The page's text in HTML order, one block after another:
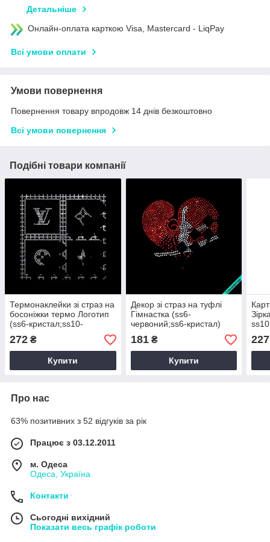
Детальніше
Онлайн-оплата карткою Visa, Mastercard - LiqPay
Всі умови оплати
Умови повернення
Повернення товару впродовж 14 днів безкоштовно
Всі умови повернення
Подібні товари компанії
Термонаклейки зі страз на
босоніжки термо Логотип
(ss6-кристал;ss10-
272 ₴
Купити
Декор зі страз на туфлі
Гімнастка (ss6-
червоний;ss6-кристал)
181₴
Купити
227
Про нас
63% позитивних з 52 відгуків за рік
Працює з 03.12.2011
м. Одеса
Одеса, Україна
Контакти
Сьогодні вихідний
Показати весь графік роботи